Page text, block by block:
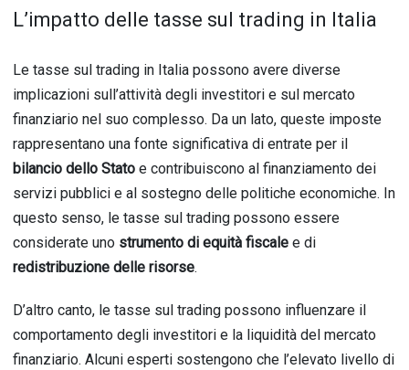
L’impatto delle tasse sul trading in Italia
Le tasse sul trading in Italia possono avere diverse
implicazioni sull’attività degli investitori e sul mercato
finanziario nel suo complesso. Da un lato, queste imposte
rappresentano una fonte significativa di entrate per il
bilancio dello Stato e contribuiscono al finanziamento dei
servizi pubblici e al sostegno delle politiche economiche. In
questo senso, le tasse sul trading possono essere
considerate uno strumento di equità fiscale e di
redistribuzione delle risorse.
D’altro canto, le tasse sul trading possono influenzare il
comportamento degli investitori e la liquidità del mercato
finanziario. Alcuni esperti sostengono che l’elevato livello di